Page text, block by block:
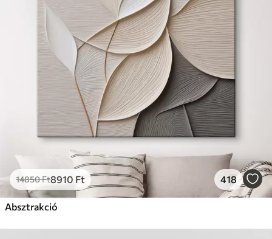
14850Ft8910 Ft 418
Absztrakció